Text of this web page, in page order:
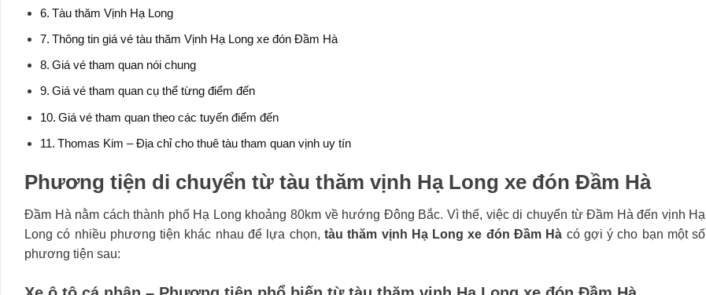
Tàu thăm Vịnh Hạ Long
Thông tin giá vé tàu thăm Vịnh Hạ Long xe đón Đầm Hà
Giá vé tham quan nói chung
Giá vé tham quan cụ thể từng điểm đến
Giá vé tham quan theo các tuyến điểm đến
Thomas Kim – Địa chỉ cho thuê tàu tham quan vịnh uy tín
Phương tiện di chuyển từ tàu thăm vịnh Hạ Long xe đón Đầm Hà
Đầm Hà nằm cách thành phố Hạ Long khoảng 80km về hướng Đông Bắc. Vì thế, việc di chuyển từ Đầm Hà đến vịnh Hạ
Long có nhiều phương tiện khác nhau để lựa chọn, tàu thăm vịnh Hạ Long xe đón Đầm Hà có gợi ý cho bạn một số
phương tiện sau: